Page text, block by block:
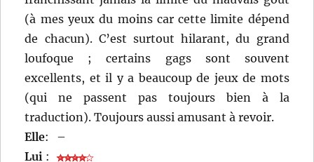
(à mes yeux du moins car cette limite dépend
de chacun). C’est surtout hilarant, du grand
loufoque ; certains gags sont souvent
excellents, et il y a beaucoup de jeux de mots
(qui ne passent pas toujours bien à la
traduction). Toujours aussi amusant à revoir.
Elle:
–
Lui :